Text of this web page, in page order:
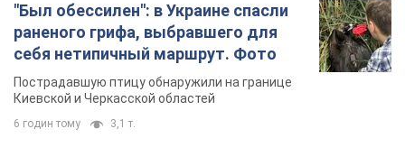
"Был обессилен": в Украине спасли
раненого грифа, выбравшего для
себя нетипичный маршрут. Фото
Пострадавшую птицу обнаружили на границе
Киевской и Черкасской областей
6 годин тому 3,1 т.